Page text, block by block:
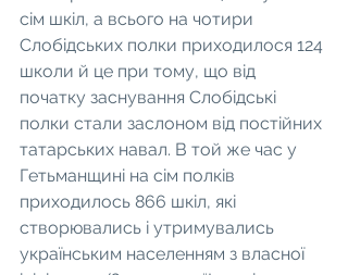
сім шкіл, а всього на чотири
Слобідських полки приходилося 124
школи й це при тому, що від
початку заснування Слобідські
полки стали заслоном від постійних
татарських навал. В той же час у
Гетьманщині на сім полків
приходилось 866 шкіл, які
створювались і утримувались
українським населенням з власної